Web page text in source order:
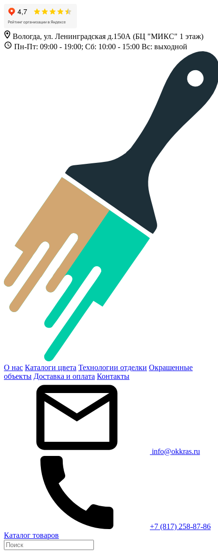
Вологда, ул. Ленинградская д.150А (БЦ "МИКС" 1 этаж)
Пн-Пт: 09:00 - 19:00; Сб: 10:00 - 15:00 Вс: выходной
О нас Каталоги цвета Технологии отделки Окрашенные
объекты Доставка и оплата Контакты
info@okkras.ru
+7 (817) 258-87-86
Каталог товаров